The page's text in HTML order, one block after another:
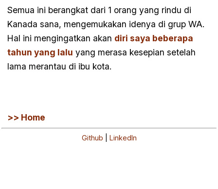
Semua ini berangkat dari 1 orang yang rindu di
Kanada sana, mengemukakan idenya di grup WA.
Hal ini mengingatkan akan diri saya beberapa
tahun yang lalu yang merasa kesepian setelah
lama merantau di ibu kota.
>> Home
Github LinkedIn